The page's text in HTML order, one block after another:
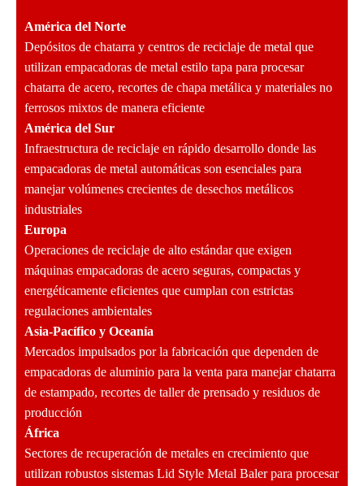
América del Norte
Depósitos de chatarra y centros de reciclaje de metal que
utilizan empacadoras de metal estilo tapa para procesar
chatarra de acero, recortes de chapa metálica y materiales no
ferrosos mixtos de manera eficiente
América del Sur
Infraestructura de reciclaje en rápido desarrollo donde las
empacadoras de metal automáticas son esenciales para
manejar volúmenes crecientes de desechos metálicos
industriales
Europa
Operaciones de reciclaje de alto estándar que exigen
máquinas empacadoras de acero seguras, compactas y
energéticamente eficientes que cumplan con estrictas
regulaciones ambientales
Asia-Pacífico y Oceanía
Mercados impulsados por la fabricación que dependen de
empacadoras de aluminio para la venta para manejar chatarra
de estampado, recortes de taller de prensado y residuos de
producción
África
Sectores de recuperación de metales en crecimiento que
utilizan robustos sistemas Lid Style Metal Baler para procesar